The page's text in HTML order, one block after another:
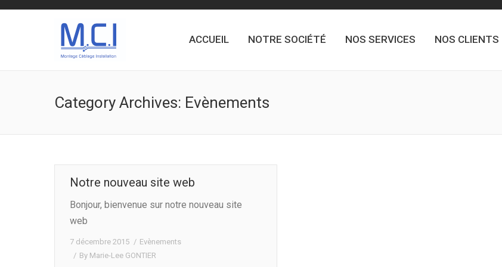
ACCUEIL NOTRE SOCIÉTÉ NOS SERVICES NOS CLIENTS
Category Archives: Evènements
Notre nouveau site web
Bonjour, bienvenue sur notre nouveau site
web
7 décembre 2015
Evènements
By Marie-Lee GONTIER